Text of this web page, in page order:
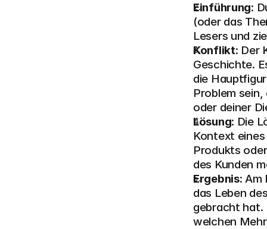
Einführung:
(oder das
Lesers und
Konflikt: Der
Geschichte.
die
Problem
oder deiner
Lösung: Die
Kontext
Produkts
des Kunden
Ergebnis: Am
das Leben
gebracht hat.
welchen